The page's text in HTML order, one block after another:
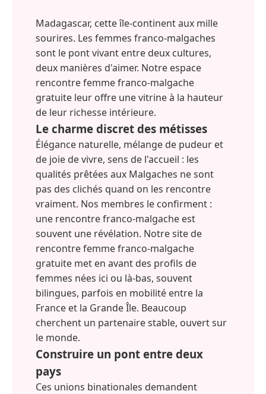
Madagascar, cette île-continent aux mille
sourires. Les femmes franco-malgaches
sont le pont vivant entre deux cultures,
deux manières d'aimer. Notre espace
rencontre femme franco-malgache
gratuite leur offre une vitrine à la hauteur
de leur richesse intérieure.
Le charme discret des métisses
Élégance naturelle, mélange de pudeur et
de joie de vivre, sens de l'accueil : les
qualités prêtées aux Malgaches ne sont
pas des clichés quand on les rencontre
vraiment. Nos membres le confirment :
une rencontre franco-malgache est
souvent une révélation. Notre site de
rencontre femme franco-malgache
gratuite met en avant des profils de
femmes nées ici ou là-bas, souvent
bilingues, parfois en mobilité entre la
France et la Grande Île. Beaucoup
cherchent un partenaire stable, ouvert sur
le monde.
Construire un pont entre deux
pays
Ces unions binationales demandent